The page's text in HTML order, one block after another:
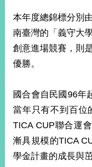
本年度總錦標分別
南臺灣的「義守大
創意進場競賽，則
優勝。
國合會自民國96年
當年只有不到百位
TICA CUP聯合運
漸具規模的TICA
學金計畫的成長與茁